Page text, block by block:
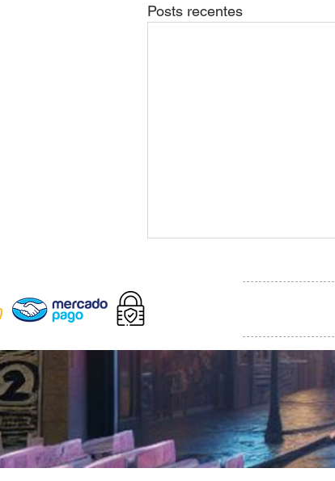
Posts recentes
Streets of Rage e
Bomberman Hero